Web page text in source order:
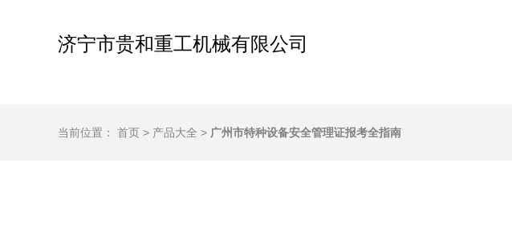
济宁市贵和重工机械有限公司
当前位置： 首页 > 产品大全 > 广州市特种设备安全管理证报考全指南